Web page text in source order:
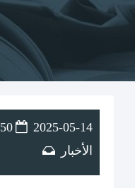
2025-05-14
الأخبار